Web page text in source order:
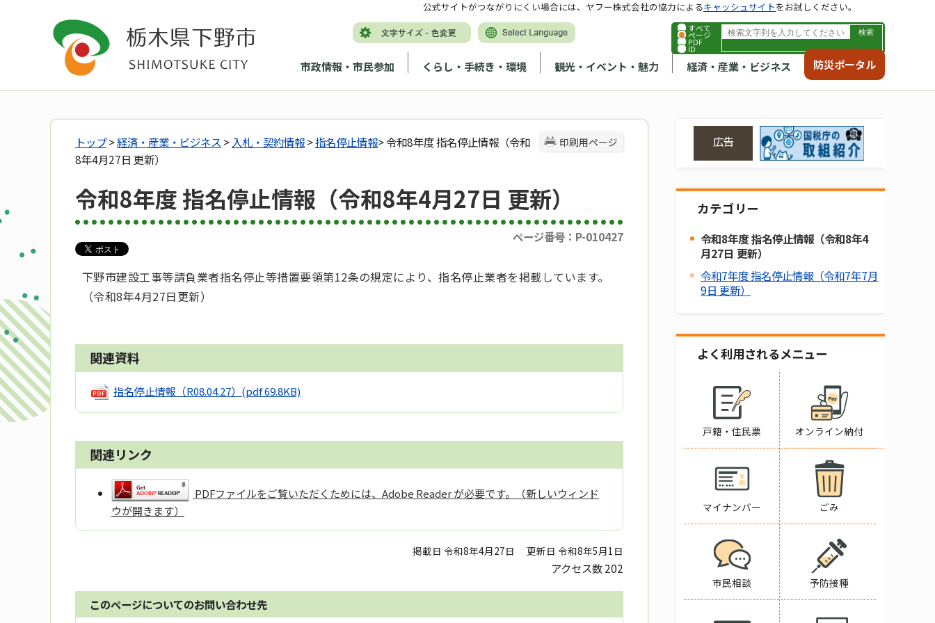
すべて
ページ
PDF
ID
市政情報・市民参加 くらし・手続き・環境 観光・イベント・魅力 経済・産業・ビジネス 防災ポータル
公式サイトがつながりにくい場合には、ヤフー株式会社の協力によるキャッシュサイトをお試しください。
印刷用ページ
トップ>経済・産業・ビジネス > 入札・契約情報>指名停止情報> 令和8年度 指名停止情報（令和
8年4月27日 更新）
令和8年度 指名停止情報（令和8年4月27日 更新）
ページ番号：P-010427
下野市建設工事等請負業者指名停止等措置要領第12条の規定により、指名停止業者を掲載しています。
（令和8年4月27日更新）
関連資料
指名停止情報（R08.04.27） (pdf 69.8KB)
関連リンク
PDFファイルをご覧いただくためには、Adobe Reader が必要です。（新しいウィンド
ウが開きます）
掲載日 令和8年4月27日 更新日 令和8年5月1日
アクセス数202
このページについてのお問い合わせ先
広告
カテゴリー
令和8年度 指名停止情報（令和8年4
月27日 更新）
令和7年度 指名停止情報（令和7年7月
9日 更新）
よく利用されるメニュー
戸籍・住民票 オンライン納付
マイナンバー ごみ
市民相談 予防接種